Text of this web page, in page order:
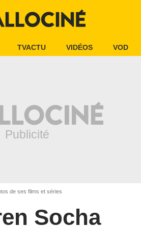
TVACTU VIDÉOS VOD
de ses films et séries
Socha